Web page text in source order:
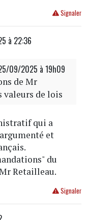
Signaler
à 22:36
09/2025 à 19h09
de Mr
valeurs de lois
qui a
et
du
Retailleau.
Signaler